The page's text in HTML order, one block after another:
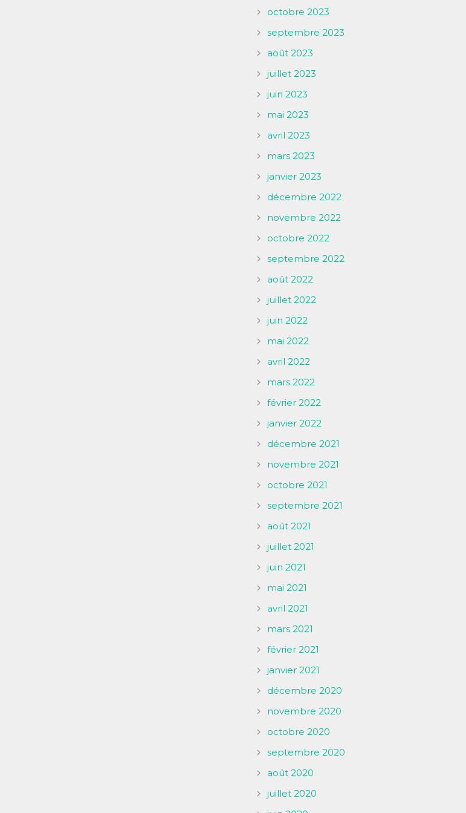
octobre 2023
septembre 2023
août 2023
juillet 2023
juin 2023
mai 2023
avril 2023
mars 2023
janvier 2023
décembre 2022
novembre 2022
octobre 2022
septembre 2022
août 2022
juillet 2022
juin 2022
mai 2022
avril 2022
mars 2022
février 2022
janvier 2022
décembre 2021
novembre 2021
octobre 2021
septembre 2021
août 2021
juillet 2021
juin 2021
mai 2021
avril 2021
mars 2021
février 2021
janvier 2021
décembre 2020
novembre 2020
octobre 2020
septembre 2020
août 2020
juillet 2020